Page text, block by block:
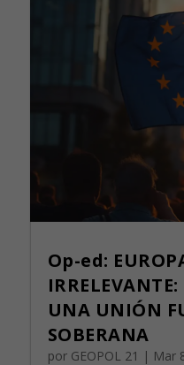
Op-ed:
UNA UNIÓN
SOBERANA
por GEOPOL 21 | Mar